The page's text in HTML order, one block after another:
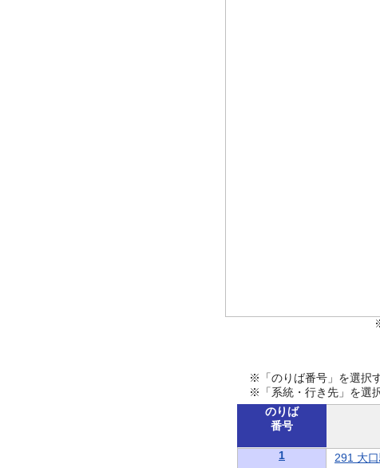
※「のりば番号」を選択
※「系統・行き先」を選
のりば
番号
1 291 大